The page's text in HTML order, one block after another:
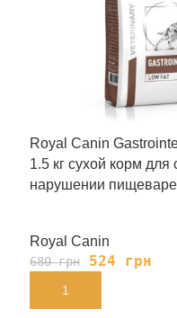
Royal Canin
1.5 кг сухой корм для
нарушении
Royal Canin
680грн 524 грн
В КОРЗИНУ